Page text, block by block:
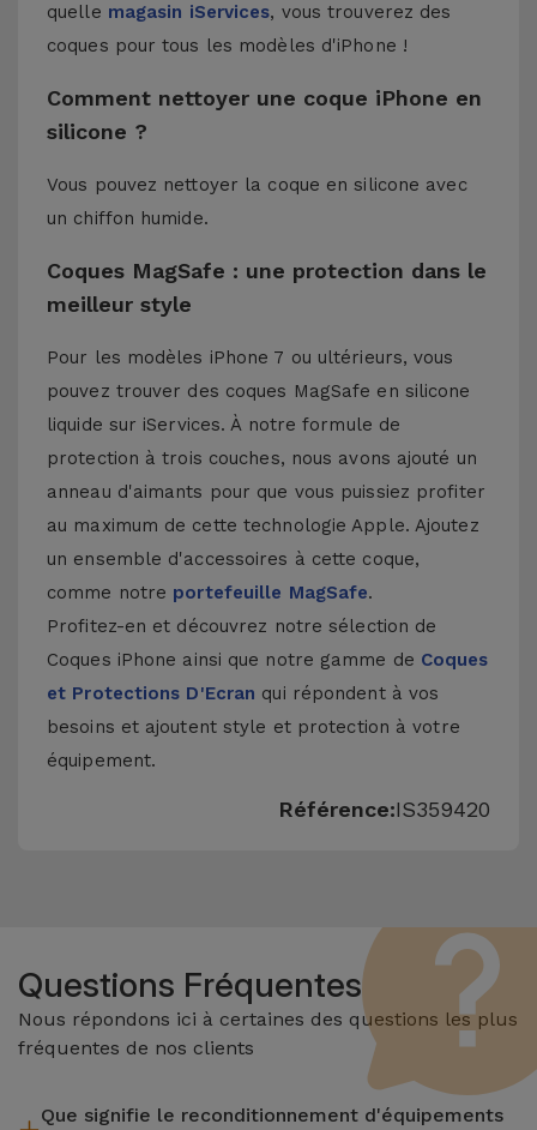
quelle magasin iServices, vous trouverez des
coques pour tous les modèles d'iPhone !
Comment nettoyer une coque iPhone en
silicone ?
Vous pouvez nettoyer la coque en silicone avec
un chiffon humide.
Coques MagSafe : une protection dans le
meilleur style
Pour les modèles iPhone 7 ou ultérieurs, vous
pouvez trouver des coques MagSafe en silicone
liquide sur iServices. À notre formule de
protection à trois couches, nous avons ajouté un
anneau d'aimants pour que vous puissiez profiter
au maximum de cette technologie Apple. Ajoutez
un ensemble d'accessoires à cette coque,
comme notre portefeuille MagSafe.
Profitez-en et découvrez notre sélection de
Coques iPhone ainsi que notre gamme de Coques
et Protections D'Ecran qui répondent à vos
besoins et ajoutent style et protection à votre
équipement.
Référence:IS359420
Questions Fréquentes
Nous répondons ici à certaines des questions les plus
fréquentes de nos clients
Que signifie le reconditionnement d'équipements